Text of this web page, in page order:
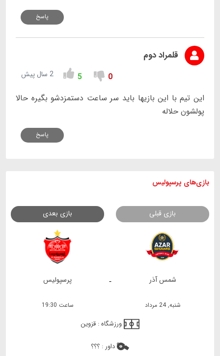
پاسخ
قلمراد دوم
0
5 2 سال پیش
این تیم با این بازیها باید سر ساعت دستمزدشو بگیره حالا
پولشون حلاله
پاسخ
بازی های پرسپولیس
بازی قبلی بازی بعدی
- شمس آذر پرسپولیس
شنبه, 24 مرداد ساعت 19:30
ورزشگاه : قزوین
داور : ؟؟؟